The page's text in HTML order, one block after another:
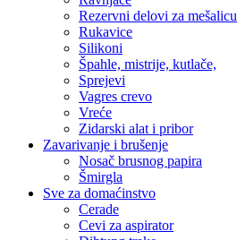
Rezervni delovi za mešalicu
Rukavice
Silikoni
Špahle, mistrije, kutlače,
Sprejevi
Vagres crevo
Vreće
Zidarski alat i pribor
Zavarivanje i brušenje
Nosač brusnog papira
Šmirgla
Sve za domaćinstvo
Cerade
Cevi za aspirator